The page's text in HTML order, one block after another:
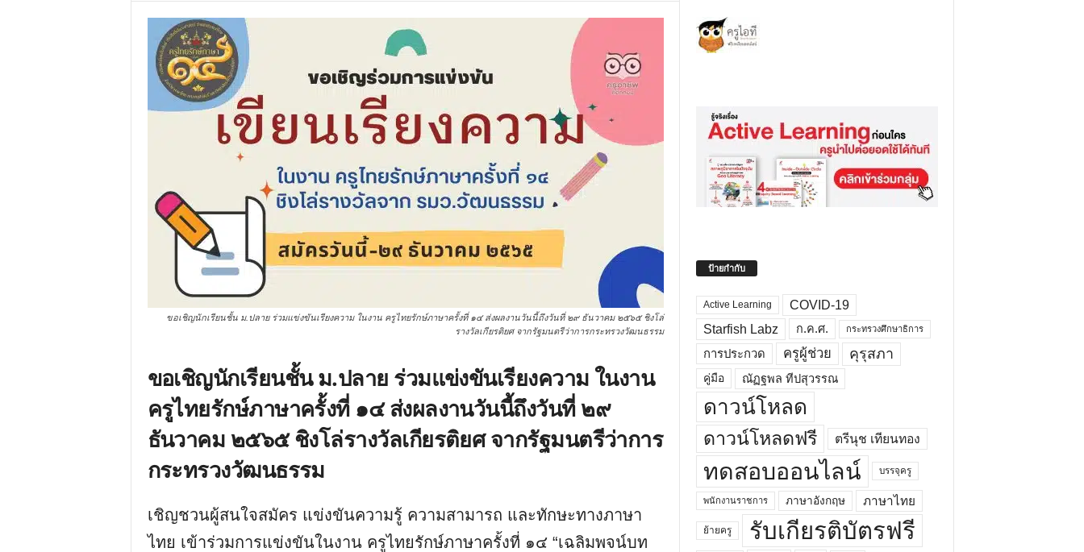
ขอเชิญนักเรียนชั้น ม.ปลาย ร่วมแข่งขันเรียงความ ในงาน ครูไทยรักษ์ภาษาครั้งที่ ๑๔ ส่งผลงานวันนี้ถึงวันที่ ๒๙ ธันวาคม ๒๕๖๕ ชิงโล่
รางวัลเกียรติยศ จากรัฐมนตรีว่าการกระทรวงวัฒนธรรม
ขอเชิญนักเรียนชั้น ม.ปลาย ร่วมแข่งขันเรียงความ ในงาน
ครูไทยรักษ์ภาษาครั้งที่ ๑๔ ส่งผลงานวันนี้ถึงวันที่ ๒๙
ธันวาคม ๒๕๖๕ ชิงโล่รางวัลเกียรติยศ จากรัฐมนตรีว่าการ
กระทรวงวัฒนธรรม
เชิญชวนผู้สนใจสมัคร แข่งขันความรู้ ความสามารถ และทักษะทางภาษา
ไทย เข้าร่วมการแข่งขันในงาน ครูไทยรักษ์ภาษาครั้งที่ ๑๔ “เฉลิมพจน์บท
ป้ายกำกับ
Active Learning
COVID-19
Starfish Labz
ก.ค.ศ. กระทรวงศึกษาธิการ
การประกวด ครูผู้ช่วย คุรุสภา
คู่มือ ณัฏฐพล ทีปสุวรรณ
ดาวน์โหลด
ดาวน์โหลดฟรี ตรีนุช เทียนทอง
ทดสอบออนไลน์ บรรจุครู
พนักงานราชการ ภาษาอังกฤษ ภาษาไทย
ย้ายครู รับเกียรติบัตรฟรี